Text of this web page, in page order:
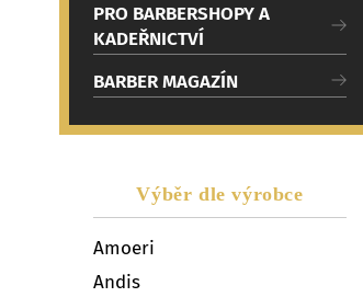
PRO BARBERSHOPY A
KADEŘNICTVÍ
BARBER MAGAZÍN
Výběr dle výrobce
Amoeri
Andis